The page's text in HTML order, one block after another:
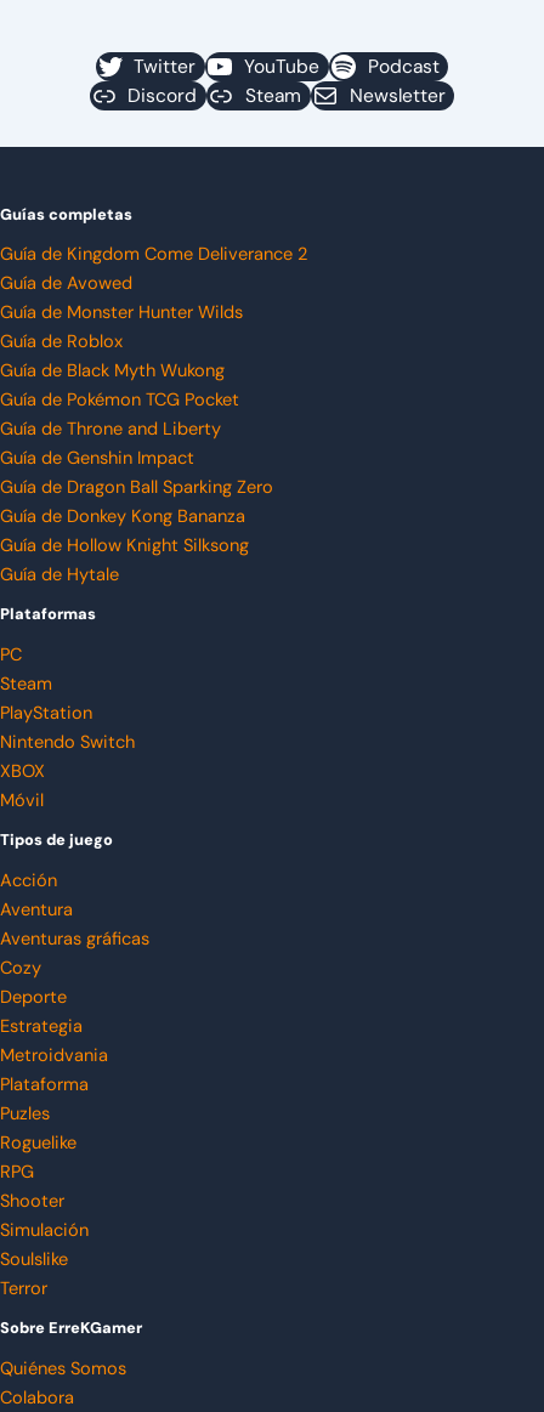
Twitter YouTube
Podcast
Discord
Steam Newsletter
Guías completas
Guía de Kingdom Come Deliverance 2
Guía de Avowed
Guía de Monster Hunter Wilds
Guía de Roblox
Guía de Black Myth Wukong
Guía de Pokémon TCG Pocket
Guía de Throne and Liberty
Guía de Genshin Impact
Guía de Dragon Ball Sparking Zero
Guía de Donkey Kong Bananza
Guía de Hollow Knight Silksong
Guía de Hytale
Plataformas
PC
Steam
PlayStation
Nintendo Switch
XBOX
Móvil
Tipos de juego
Acción
Aventura
Aventuras gráficas
Cozy
Deporte
Estrategia
Metroidvania
Plataforma
Puzles
Roguelike
RPG
Shooter
Simulación
Soulslike
Terror
Sobre ErreKGamer
Quiénes Somos
Colabora